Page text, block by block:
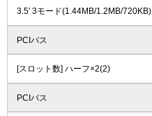
3.5' 3モード(1.44MB/1.2MB/720KB)
PCIバス
[スロット数] ハーフ×2(2)
PCIバス